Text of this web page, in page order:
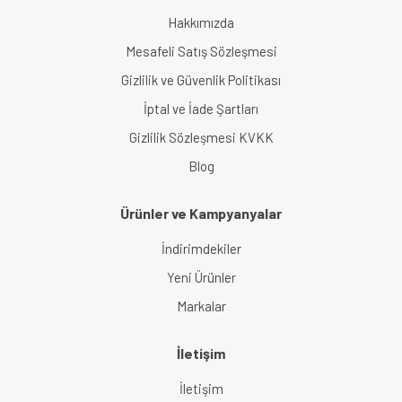
Hakkımızda
Mesafeli Satış Sözleşmesi
Gizlilik ve Güvenlik Politikası
İptal ve İade Şartları
Gizlilik Sözleşmesi KVKK
Blog
Ürünler ve Kampyanyalar
İndirimdekiler
Yeni Ürünler
Markalar
İletişim
İletişim